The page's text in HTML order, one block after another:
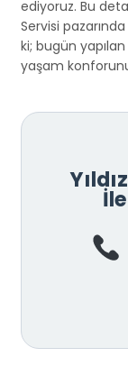
ediyoruz. Bu
Servisi
ki; bugün
yaşam